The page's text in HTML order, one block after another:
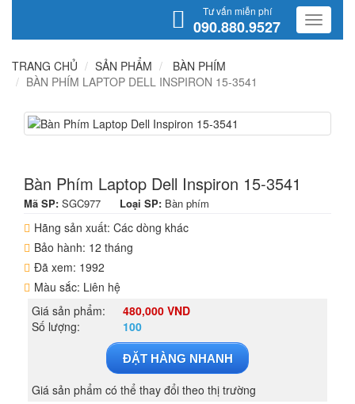
Tư vấn miễn phí
090.880.9527
TRANG CHỦ SẢN PHẨM
BÀN PHÍM
BÀN PHÍM LAPTOP DELL INSPIRON 15-3541
Bàn Phím Laptop Dell Inspiron 15-3541
Mã SP: SGC977 Loại SP: Bàn phím
Hãng sản xuất: Các dòng khác
Bảo hành: 12 tháng
Đã xem: 1992
Màu sắc: Liên hệ
Giá sản phẩm:
480,000 VND
Số lượng:
100
ĐẶT HÀNG NHANH
Giá sản phẩm có thể thay đổi theo thị trường